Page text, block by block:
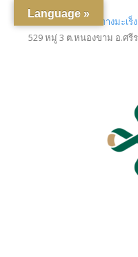
โรงพยาบาลเฉพาะทางมะเ
529 หมู่ 3 ต.หนองขาม อ.ศรี
Language »